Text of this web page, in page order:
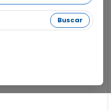
Buscar